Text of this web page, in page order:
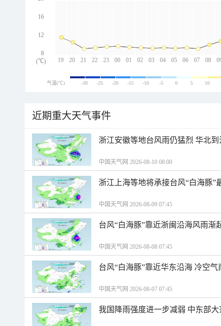
19 20 21 22 23 00 01 02 03 04 05 06 07 08
16
12
8
(℃)
气温(℃) -30 -25 -20 -15 -10 -5 0 5 10
近期重大天气事件
浙江安徽等地台风雨仍猛烈 华北
中国天气网 2026-08-10 08:00
浙江上海等地将承接台风“白海豚”
中国天气网 2026-08-09 07:45
台风“白海豚”靠近浙闽沿海风雨渐
中国天气网 2026-08-08 07:45
台风“白海豚”靠近华东沿海 冷空
中国天气网 2026-08-07 07:45
我国降雨强度进一步减弱 中东部